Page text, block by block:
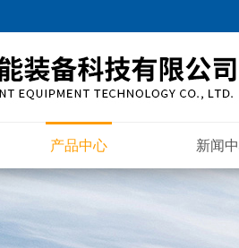
产品中心 新闻